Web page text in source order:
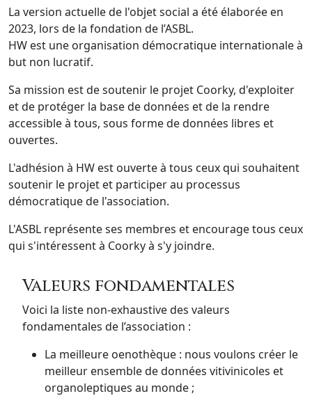
La version actuelle de l'objet social a été élaborée en
2023, lors de la fondation de l’ASBL.
HW est une organisation démocratique internationale à
but non lucratif.
Sa mission est de soutenir le projet Coorky, d'exploiter
et de protéger la base de données et de la rendre
accessible à tous, sous forme de données libres et
ouvertes.
L'adhésion à HW est ouverte à tous ceux qui souhaitent
soutenir le projet et participer au processus
démocratique de l'association.
L'ASBL représente ses membres et encourage tous ceux
qui s'intéressent à Coorky à s'y joindre.
Valeurs fondamentales
Voici la liste non-exhaustive des valeurs
fondamentales de l’association :
La meilleure oenothèque : nous voulons créer le
meilleur ensemble de données vitivinicoles et
organoleptiques au monde ;